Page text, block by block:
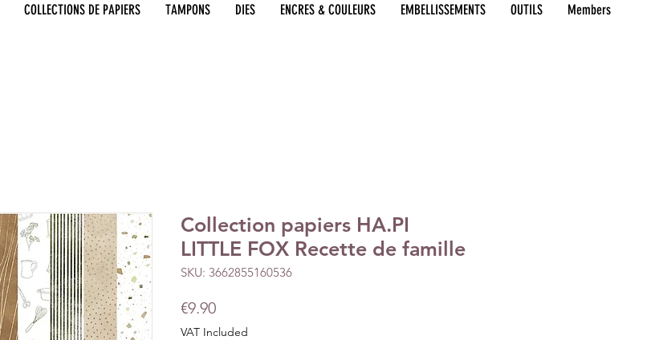
COLLECTIONS DE PAPIERS TAMPONS DIES ENCRES & COULEURS EMBELLISSEMENTS OUTILS Members
Collection papiers HA.PI
LITTLE FOX Recette de famille
SKU: 3662855160536
€9.90Price
VAT Included